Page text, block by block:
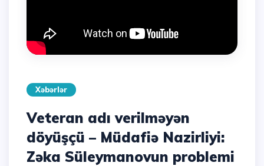
Xəbərlər
Veteran adı verilməyən
döyüşçü – Müdafiə Nazirliyi:
Zəka Süleymanovun problemi